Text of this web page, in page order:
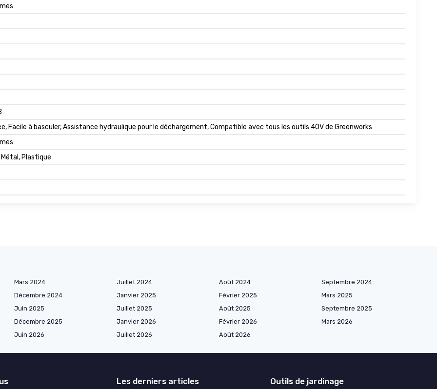
Facile à basculer, Assistance hydraulique pour le déchargement, Compatible avec tous les outils 40V de Greenworks
Plastique
Mars 2024 Juillet 2024 Août 2024
Septembre 2024
Décembre 2024 Janvier 2025 Février 2025
Mars 2025
Juin 2025 Juillet 2025 Août 2025
Septembre 2025
Décembre 2025 Janvier 2026 Février 2026
Mars 2026
Juin 2026 Juillet 2026 Août 2026
Les derniers articles Outils de jardinage